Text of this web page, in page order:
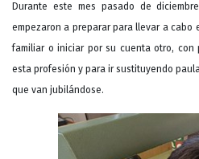
Durante este mes pasado de
empezaron a preparar para llevar a cabo
familiar o iniciar por su cuenta otro,
esta profesión y para ir sustituyendo
que van jubilándose.